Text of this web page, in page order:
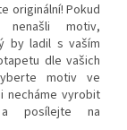
originální! Pokud
nenašli motiv,
by ladil s vaším
dle vašich
motiv ve
necháme vyrobit
a posílejte na